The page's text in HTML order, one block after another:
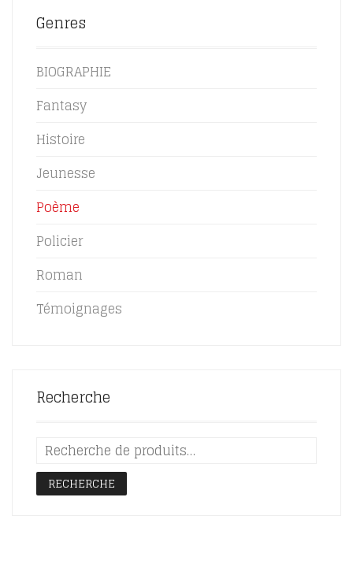
Genres
BIOGRAPHIE
Fantasy
Histoire
Jeunesse
Poème
Policier
Roman
Témoignages
Recherche
RECHERCHE